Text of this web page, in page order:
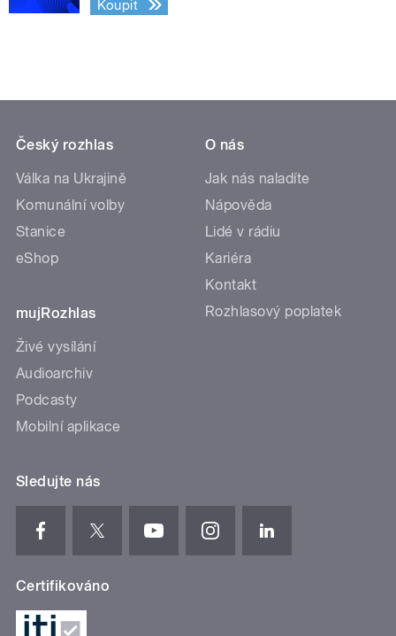
Koupit
Český rozhlas
Válka na Ukrajině
Komunální volby
Stanice
eShop
mujRozhlas
Živé vysílání
Audioarchiv
Podcasty
Mobilní aplikace
O nás
Jak nás naladíte
Nápověda
Lidé v rádiu
Kariéra
Kontakt
Rozhlasový poplatek
Sledujte nás
Certifikováno